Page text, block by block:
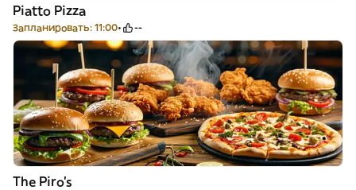
Piatto Pizza
Запланировать: 11:00 --
The Piro's